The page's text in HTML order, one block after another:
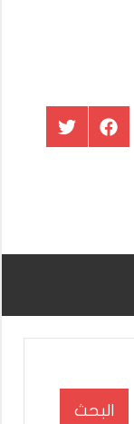
عنصر
عنصر
البحث